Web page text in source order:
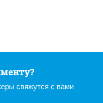
свяжутся с вами